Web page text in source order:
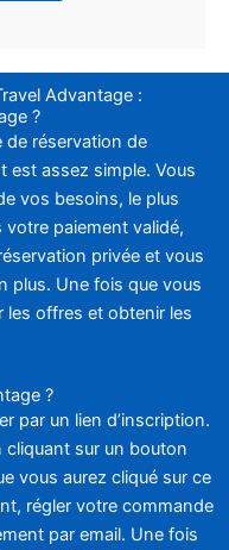
Advantage :
?
de réservation de
est assez simple. Vous
vos besoins, le plus
paiement validé,
privée et vous
plus. Une fois que vous
les offres et obtenir les
?
par un lien d’inscription.
cliquant sur un bouton
vous aurez cliqué sur ce
régler votre commande
par email. Une fois